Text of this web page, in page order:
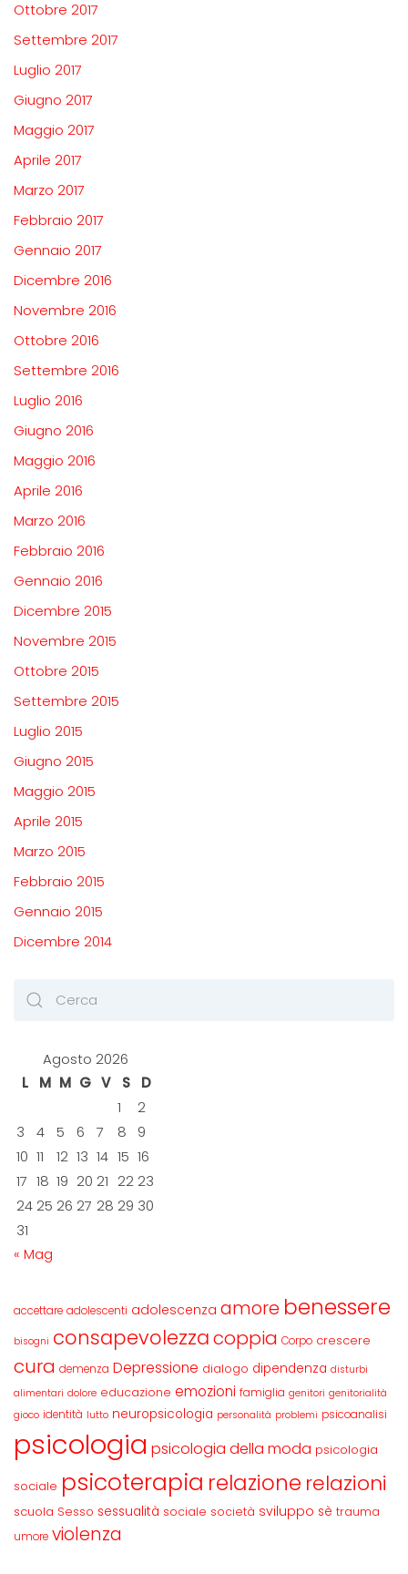
Ottobre 2017
Settembre 2017
Luglio 2017
Giugno 2017
Maggio 2017
Aprile 2017
Marzo 2017
Febbraio 2017
Gennaio 2017
Dicembre 2016
Novembre 2016
Ottobre 2016
Settembre 2016
Luglio 2016
Giugno 2016
Maggio 2016
Aprile 2016
Marzo 2016
Febbraio 2016
Gennaio 2016
Dicembre 2015
Novembre 2015
Ottobre 2015
Settembre 2015
Luglio 2015
Giugno 2015
Maggio 2015
Aprile 2015
Marzo 2015
Febbraio 2015
Gennaio 2015
Dicembre 2014
Agosto 2026
L
M M G V S
D
1
2
3
4 5 6 7 8
9
10 11 12 13 14 15 16
17 18 19 20 21 22 23
24 25 26 27 28 29 30
31
« Mag
accettare adolescenti adolescenza amore benessere
bisogni consapevolezzacoppia Corpo crescere
cura demenza Depressione dialogo dipendenza disturbi
alimentari dolore educazione emozioni famiglia genitori genitorialità
gioco identità lutto neuropsicologia personalità problemi psicoanalisi
psicologia psicologia della moda psicologia
sociale psicoterapia relazione relazioni
scuola Sesso sessualità sociale società sviluppo sè trauma
umore violenza